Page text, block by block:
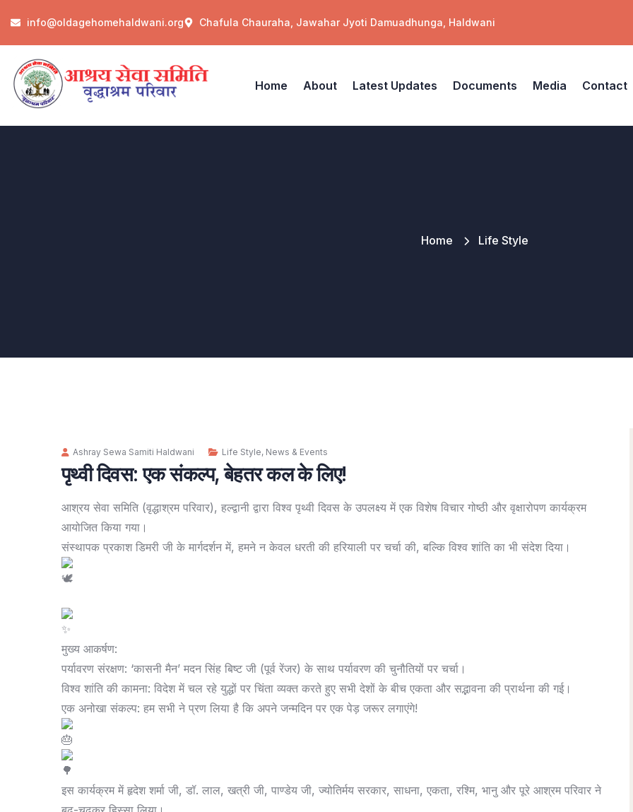
info@oldagehomehaldwani.org Chafula Chauraha, Jawahar Jyoti Damuadhunga, Haldwani
Home About Latest Updates Documents Media Contact
Home Life Style
Ashray Sewa Samiti Haldwani Life Style, News & Events
पृथ्वी दिवस: एक संकल्प, बेहतर कल के लिए!
​आश्रय सेवा समिति (वृद्धाश्रम परिवार), हल्द्वानी द्वारा विश्व पृथ्वी दिवस के उपलक्ष्य में एक विशेष विचार गोष्ठी और वृक्षारोपण कार्यक्रम
आयोजित किया गया।
​संस्थापक प्रकाश डिमरी जी के मार्गदर्शन में, हमने न केवल धरती की हरियाली पर चर्चा की, बल्कि विश्व शांति का भी संदेश दिया।
मुख्य आकर्षण:
​पर्यावरण संरक्षण: ‘कासनी मैन’ मदन सिंह बिष्ट जी (पूर्व रेंजर) के साथ पर्यावरण की चुनौतियों पर चर्चा।
​विश्व शांति की कामना: विदेश में चल रहे युद्धों पर चिंता व्यक्त करते हुए सभी देशों के बीच एकता और सद्भावना की प्रार्थना की गई।
​एक अनोखा संकल्प: हम सभी ने प्रण लिया है कि अपने जन्मदिन पर एक पेड़ जरूर लगाएंगे!
​इस कार्यक्रम में हृदेश शर्मा जी, डॉ. लाल, खत्री जी, पाण्डेय जी, ज्योतिर्मय सरकार, साधना, एकता, रश्मि, भानु और पूरे आश्रम परिवार ने